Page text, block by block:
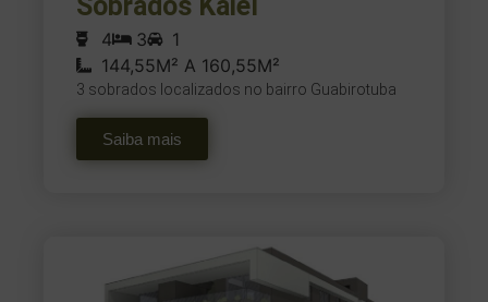
Sobrados Kaiel
4 3
1
144,55M² A 160,55M²
3 sobrados localizados no bairro Guabirotuba
Saiba mais